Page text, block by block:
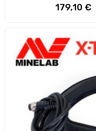
Prix
179,10 €